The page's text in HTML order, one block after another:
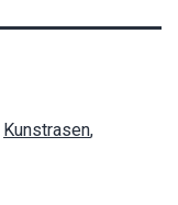
Kunstrasen,